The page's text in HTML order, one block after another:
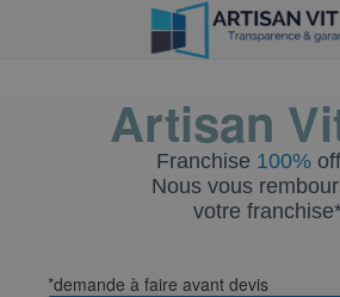
Artisan
Franchise 100%
Nous vous
votre
*demande à faire avant devis